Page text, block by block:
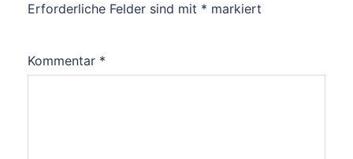
Erforderliche Felder sind mit * markiert
Kommentar *